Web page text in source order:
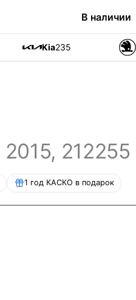
В наличии
Kia235
2015, 212255
1 год КАСКО в подарок